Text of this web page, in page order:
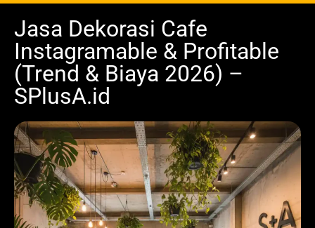
Jasa Dekorasi Cafe
Instagramable & Profitable
(Trend & Biaya 2026) –
SPlusA.id